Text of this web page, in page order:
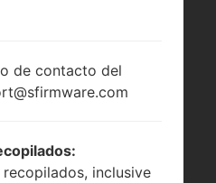
de contacto del
inclusive